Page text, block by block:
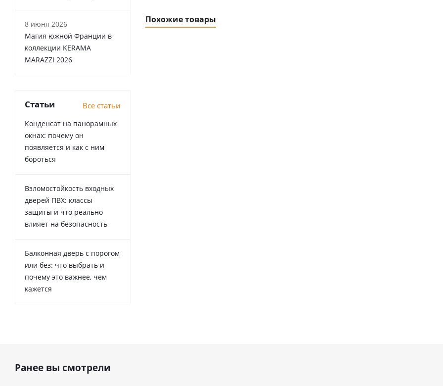
Похожие товары
8 июня 2026
Магия южной Франции в
коллекции KERAMA
MARAZZI 2026
Статьи Все статьи
Конденсат на панорамных
окнах: почему он
появляется и как с ним
бороться
Взломостойкость входных
дверей ПВХ: классы
защиты и что реально
влияет на безопасность
Балконная дверь с порогом
или без: что выбрать и
почему это важнее, чем
кажется
Ранее вы смотрели